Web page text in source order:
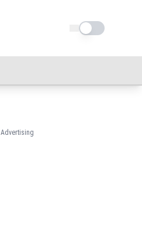
Schimba tema
Advertising